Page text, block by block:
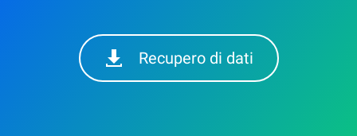
Recupero di dati